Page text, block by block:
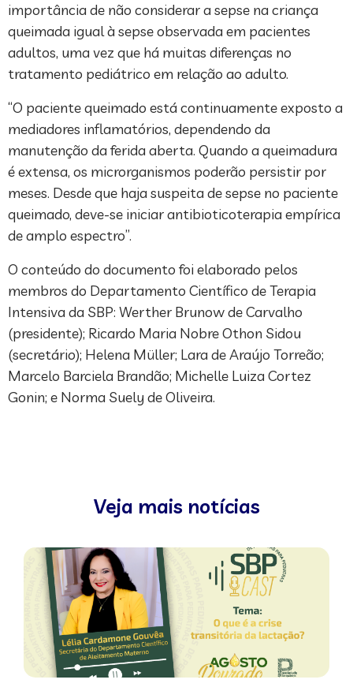
importância de não considerar a sepse na criança
queimada igual à sepse observada em pacientes
adultos, uma vez que há muitas diferenças no
tratamento pediátrico em relação ao adulto.
“O paciente queimado está continuamente exposto a
mediadores inflamatórios, dependendo da
manutenção da ferida aberta. Quando a queimadura
é extensa, os microrganismos poderão persistir por
meses. Desde que haja suspeita de sepse no paciente
queimado, deve-se iniciar antibioticoterapia empírica
de amplo espectro”.
O conteúdo do documento foi elaborado pelos
membros do Departamento Científico de Terapia
Intensiva da SBP: Werther Brunow de Carvalho
(presidente); Ricardo Maria Nobre Othon Sidou
(secretário); Helena Müller; Lara de Araújo Torreão;
Marcelo Barciela Brandão; Michelle Luiza Cortez
Gonin; e Norma Suely de Oliveira.
Veja mais notícias